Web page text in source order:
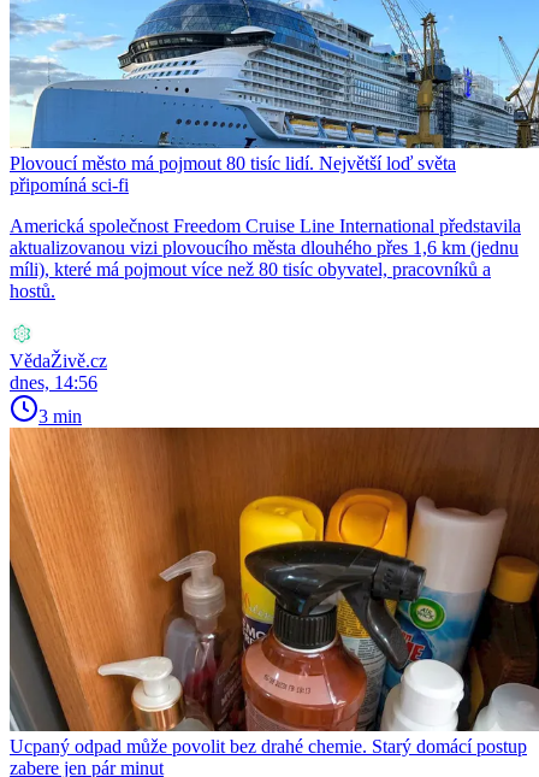
Plovoucí město má pojmout 80 tisíc lidí. Největší loď světa
připomíná sci-fi
Americká společnost Freedom Cruise Line International představila
aktualizovanou vizi plovoucího města dlouhého přes 1,6 km (jednu
míli), které má pojmout více než 80 tisíc obyvatel, pracovníků a
hostů.
VědaŽivě.cz
dnes, 14:56
3 min
Ucpaný odpad může povolit bez drahé chemie. Starý domácí postup
zabere jen pár minut